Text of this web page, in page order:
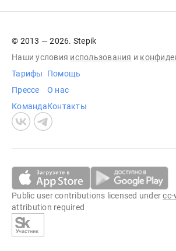
© 2013 — 2026. Stepik
Наши условия использования и
Тарифы
Прессе
Команда
Помощь
О нас
Контакты
Public user contributions licensed undercc-
attribution required